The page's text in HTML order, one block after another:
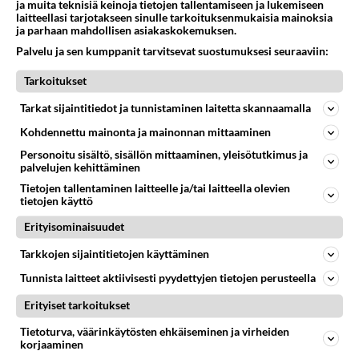
Olen luovuttanut
507
Ernest Lawson esitteli uudet TTK-tähtioppilaat ja opettajat torstaina 6.8. lehdistölle. Tulevalla kaudella on yksi hausk
07.08.2026 07:20
Kotimaiset julkkisjuorut
492
Olet pelkkä itsestään liikoja luuleva ämmä. Kierrän sinut kaukaa nyt ja aina. Olit mulle pelkkä lelu vaan.
07.08.2026 17:14
27
426
Nainen. Onko meissä
Sinusta jotain samaa? Näköä tai luonteenpiirteitä? Utelias
07.08.2026 21:51
Ikävä
33
Hyvä ihminen
08.08.2026 05:09
66
409
Jotenkin tunnen vahingoniloa
32
ja muita teknisiä keinoja tietojen tallentamiseen ja lukemiseen
laitteellasi tarjotakseen sinulle tarkoituksenmukaisia mainoksia
ja parhaan mahdollisen asiakaskokemuksen.
Palvelu ja sen kumppanit tarvitsevat suostumuksesi seuraaviin:
Tarkoitukset
Tarkat sijaintitiedot ja tunnistaminen laitetta skannaamalla
Kohdennettu mainonta ja mainonnan mittaaminen
Personoitu sisältö, sisällön mittaaminen, yleisötutkimus ja
palvelujen kehittäminen
Tietojen tallentaminen laitteelle ja/tai laitteella olevien
tietojen käyttö
Erityisominaisuudet
Tarkkojen sijaintitietojen käyttäminen
Tunnista laitteet aktiivisesti pyydettyjen tietojen perusteella
Erityiset tarkoitukset
Tietoturva, väärinkäytösten ehkäiseminen ja virheiden
korjaaminen